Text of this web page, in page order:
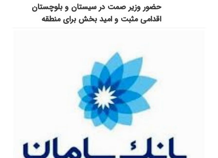
حضور وزیر صمت در سیستان و بلوچستان
اقدامی مثبت و امید بخش برای منطقه